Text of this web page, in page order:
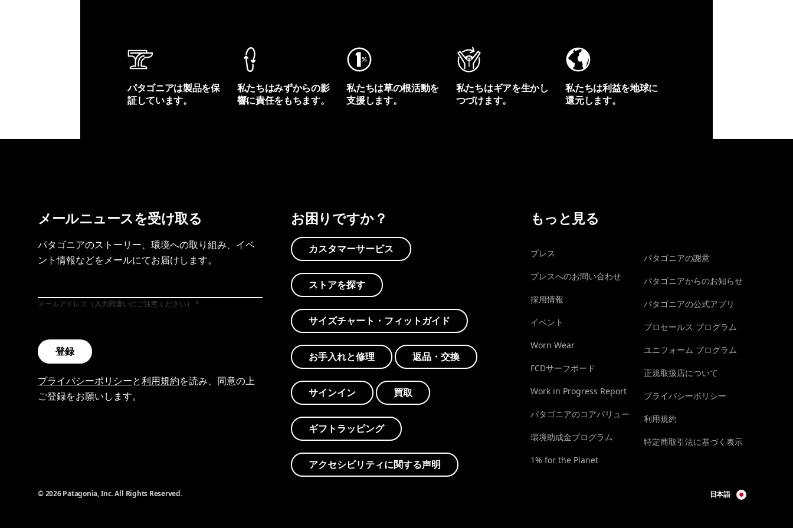
パタゴニアは製品を保
証しています。
私たちはみずからの影
響に責任をもちます。
私たちは草の根活動を
支援します。
私たちはギアを生かし
つづけます。
私たちは利益を地球に
還元します。
メールニュースを受け取る
パタゴニアのストーリー、環境への取り組み、イベ
ント情報などをメールにてお届けします。
メールアドレス（入力間違いにご注意ください）
登録
プライバシーポリシーと利用規約を読み、同意の上
ご登録をお願いします。
お困りですか？
カスタマーサービス
ストアを探す
サイズチャート・フィットガイド
お手入れと修理 返品・交換
サインイン 買取
ギフトラッピング
アクセシビリティに関する声明
もっと見る
プレス
プレスへのお問い合わせ
採用情報
イベント
Worn Wear
FCDサーフボード
Work in Progress Report
パタゴニアのコアバリュー
環境助成金プログラム
1% for the Planet
パタゴニアの謝意
パタゴニアからのお知らせ
パタゴニアの公式アプリ
プロセールス プログラム
ユニフォーム プログラム
正規取扱店について
プライバシーポリシー
利用規約
特定商取引法に基づく表示
© 2026 Patagonia, Inc. All Rights Reserved. 日本語